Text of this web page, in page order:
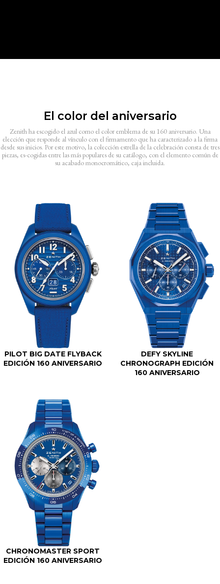
El color del aniversario
Zenith ha escogido el azul como el color emblema de su 160 aniversario. Una
elección que responde al vínculo con el firmamento que ha caracterizado a la firma
desde sus inicios. Por este motivo, la colección estrella de la celebración consta de tres
piezas, es-cogidas entre las más populares de su catálogo, con el elemento común de
su acabado monocromático, caja incluida.
PILOT BIG DATE FLYBACK
EDICIÓN 160 ANIVERSARIO
DEFY SKYLINE
CHRONOGRAPH EDICIÓN
160 ANIVERSARIO
CHRONOMASTER SPORT
EDICIÓN 160 ANIVERSARIO